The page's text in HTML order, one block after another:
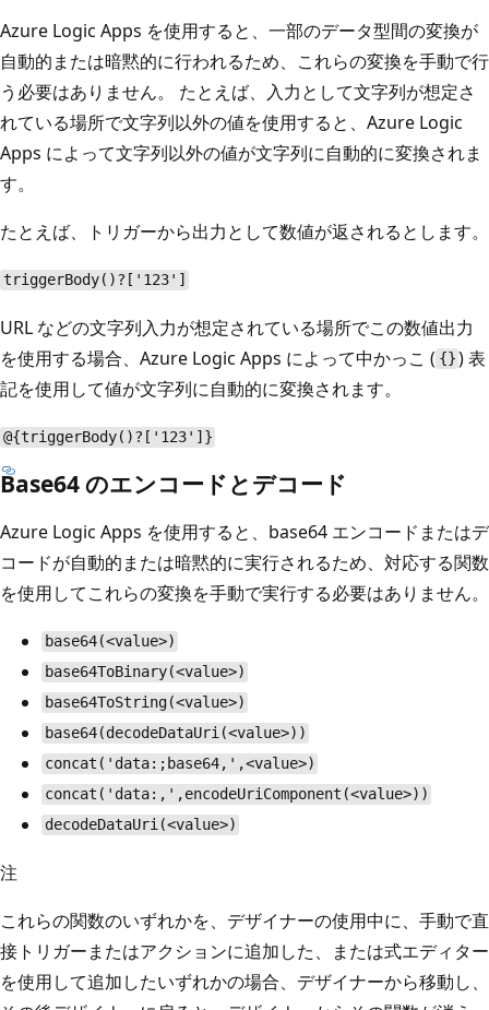
Azure Logic Apps を使用すると、一部のデータ型間の変換が
自動的または暗黙的に行われるため、これらの変換を手動で行
う必要はありません。 たとえば、入力として文字列が想定さ
れている場所で文字列以外の値を使用すると、Azure Logic
Apps によって文字列以外の値が文字列に自動的に変換されま
す。
たとえば、トリガーから出力として数値が返されるとします。
triggerBody()?['123']
URL などの文字列入力が想定されている場所でこの数値出力
を使用する場合、Azure Logic Apps によって中かっこ ( {} ) 表
記を使用して値が文字列に自動的に変換されます。
@{triggerBody()?['123']}
Base64 のエンコードとデコード
Azure Logic Apps を使用すると、base64 エンコードまたはデ
コードが自動的または暗黙的に実行されるため、対応する関数
を使用してこれらの変換を手動で実行する必要はありません。
base64(<value>)
base64ToBinary(<value>)
base64ToString(<value>)
base64(decodeDataUri(<value>))
concat('data:;base64,',<value>)
concat('data:,',encodeUriComponent(<value>))
decodeDataUri(<value>)
注
これらの関数のいずれかを、デザイナーの使用中に、手動で直
接トリガーまたはアクションに追加した、または式エディター
を使用して追加したいずれかの場合、デザイナーから移動し、